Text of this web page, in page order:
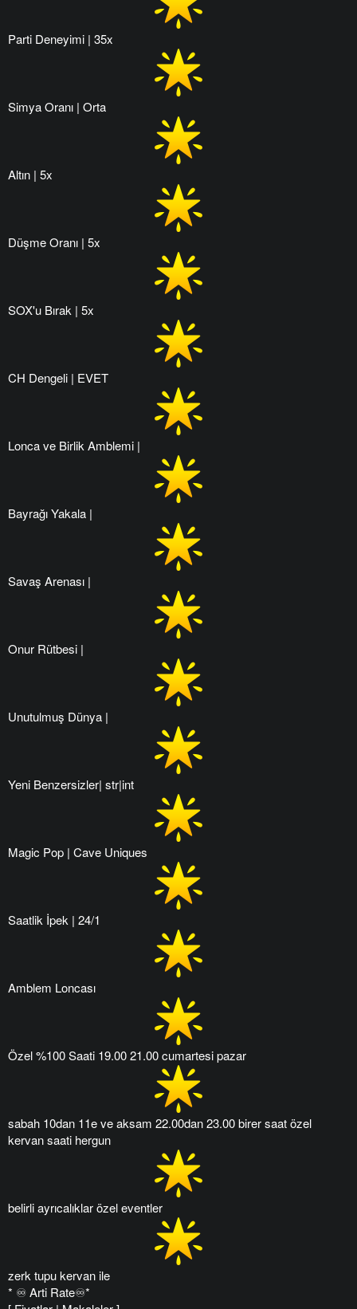
Parti Deneyimi | 35x
Simya Oranı | Orta
Altın | 5x
Düşme Oranı | 5x
SOX'u Bırak | 5x
CH Dengeli | EVET
Lonca ve Birlik Amblemi |
Bayrağı Yakala |
Savaş Arenası |
Onur Rütbesi |
Unutulmuş Dünya |
Yeni Benzersizler| str|int
Magic Pop | Cave Uniques
Saatlik İpek | 24/1
Amblem Loncası
Özel %100 Saati 19.00 21.00 cumartesi pazar
sabah 10dan 11e ve aksam 22.00dan 23.00 birer saat özel
kervan saati hergun
belirli ayrıcalıklar özel eventler
zerk tupu kervan ile
* ♾ Arti Rate♾*